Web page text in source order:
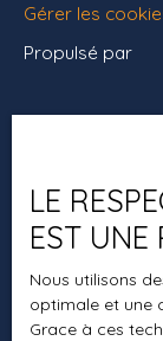
Gérer les
Propulsé par
+33
7 rue
83400
LE
EST UNE
Nous utilisons
optimale et une
Grace à ces